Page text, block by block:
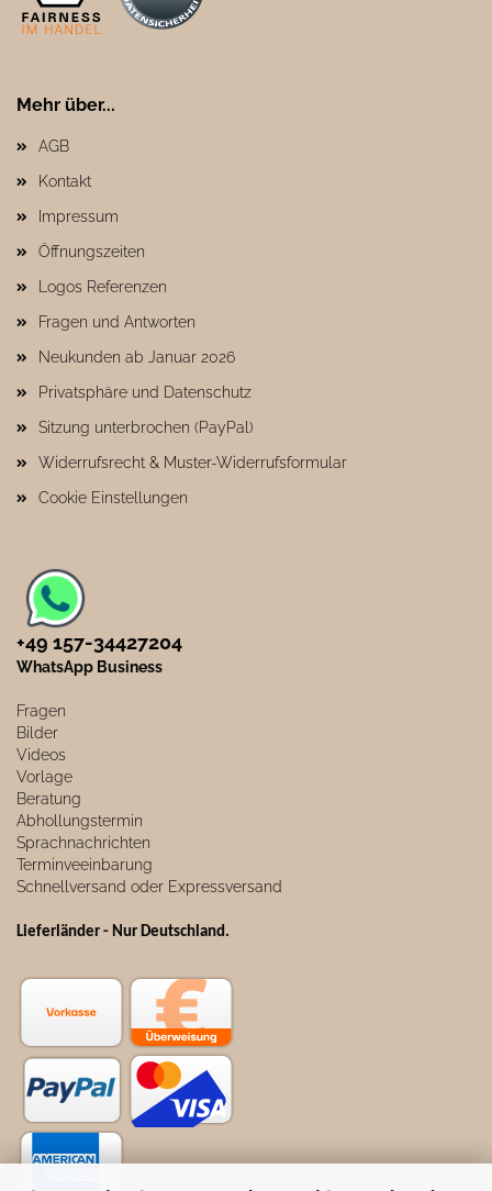
Mehr über...
AGB
Kontakt
Impressum
Öffnungszeiten
Logos Referenzen
Fragen und Antworten
Neukunden ab Januar 2026
Privatsphäre und Datenschutz
Sitzung unterbrochen (PayPal)
Widerrufsrecht & Muster-Widerrufsformular
Cookie Einstellungen
+49 157-34427204​
WhatsApp Business
Fragen
Bilder
Videos
Vorlage
Beratung
Abhollungstermin
Sprachnachrichten
Terminveeinbarung
Schnellversand oder Expressversand
Lieferländer - Nur Deutschland.